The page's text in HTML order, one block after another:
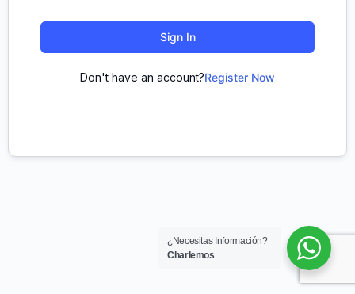
Sign In
Don't have an account?Register Now
¿Necesitas Información?
Charlemos